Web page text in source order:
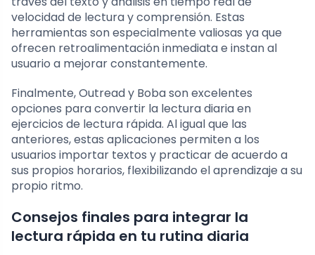
velocidad de lectura y comprensión. Estas
herramientas son especialmente valiosas ya que
ofrecen retroalimentación inmediata e instan al
usuario a mejorar constantemente.
Finalmente, Outread y Boba son excelentes
opciones para convertir la lectura diaria en
ejercicios de lectura rápida. Al igual que las
anteriores, estas aplicaciones permiten a los
usuarios importar textos y practicar de acuerdo a
sus propios horarios, flexibilizando el aprendizaje a su
propio ritmo.
Consejos finales para integrar la
lectura rápida en tu rutina diaria